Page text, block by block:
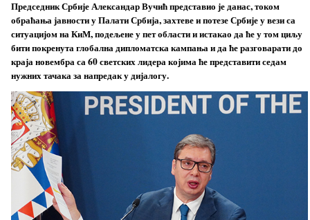
Председник Србије Александар Вучић представио је данас, током
обраћања јавности у Палати Србија, захтеве и потезе Србије у вези са
ситуацијом на КиМ, подељене у пет области и истакао да ће у том циљу
бити покренута глобална дипломатска кампања и да ће разговарати до
краја новембра са 60 светских лидера којима ће представити седам
нужних тачака за напредак у дијалогу.